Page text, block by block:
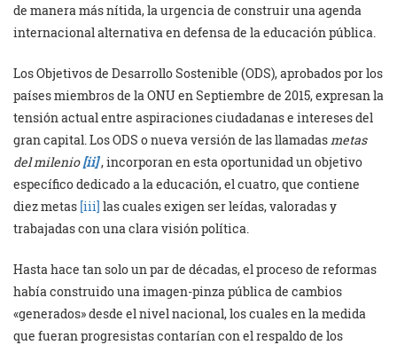
de manera más nítida, la urgencia de construir una agenda
internacional alternativa en defensa de la educación pública.
Los Objetivos de Desarrollo Sostenible (ODS), aprobados por los
países miembros de la ONU en Septiembre de 2015, expresan la
tensión actual entre aspiraciones ciudadanas e intereses del
gran capital. Los ODS o nueva versión de las llamadas metas
del milenio [ii], incorporan en esta oportunidad un objetivo
específico dedicado a la educación, el cuatro, que contiene
diez metas [iii] las cuales exigen ser leídas, valoradas y
trabajadas con una clara visión política.
Hasta hace tan solo un par de décadas, el proceso de reformas
había construido una imagen-pinza pública de cambios
«generados» desde el nivel nacional, los cuales en la medida
que fueran progresistas contarían con el respaldo de los